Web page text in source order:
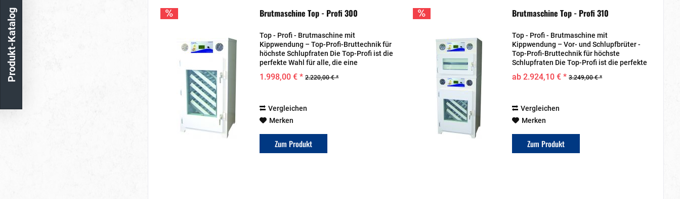
Brutmaschine Top - Profi 300
Top - Profi - Brutmaschine mit
Kippwendung – Top-Profi-Bruttechnik für
höchste Schlupfraten Die Top-Profi ist die
perfekte Wahl für alle, die eine
Bruttechnik für eine erfolgreiche
1.998,00 € * 2.220,00 € *
Vergleichen
Merken
Zum Produkt
Brutmaschine Top - Profi 310
Top - Profi - Brutmaschine mit
Kippwendung – Vor- und Schlupfbrüter -
Top-Profi-Bruttechnik für höchste
Schlupfraten Die Top-Profi ist die perfekte
vollautomatische Bruttechnik für eine
ab 2.924,10 € * 3.249,00 € *
Vergleichen
Merken
Zum Produkt
Produkt-Katalog